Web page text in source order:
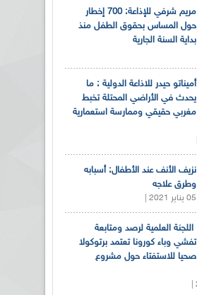
مريم شرفي للإذاعة: 700 إخطار
حول المساس بحقوق الطفل منذ
بداية السنة الجارية
أميناتو حيدر للاذاعة الدولية : ما
يحدث في الأراضي المحتلة تخبط
مغربي حقيقي وممارسة استعمارية
نزيف الأنف عند الأطفال: أسبابه
وطرق علاجه
05 يناير 2021 |
اللجنة العلمية لرصد ومتابعة
تفشي وباء كورونا تعتمد برتوكولا
صحيا للاستفتاء حول مشروع